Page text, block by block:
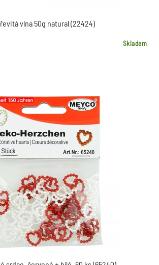
vlna 50g natural (22424)
Skladem